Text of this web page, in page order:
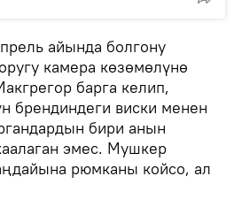
айында болгону
камера көзөмөлүнө
барга келип,
брендиндеги виски менен
бири анын
эмес. Мушкер
рюмканы койсо, ал